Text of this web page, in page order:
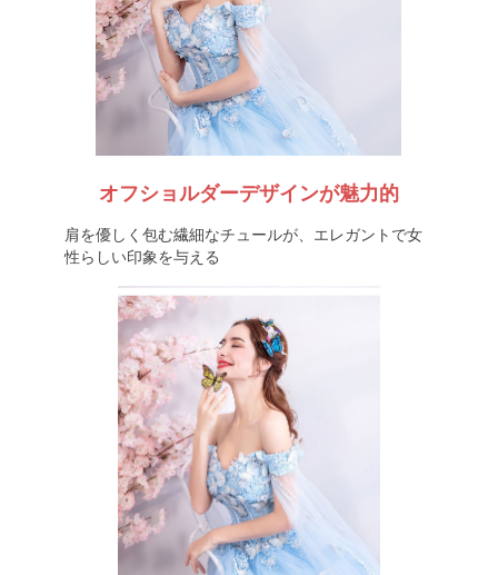
オフショルダーデザインが魅力的
肩を優しく包む繊細なチュールが、エレガントで女
性らしい印象を与える